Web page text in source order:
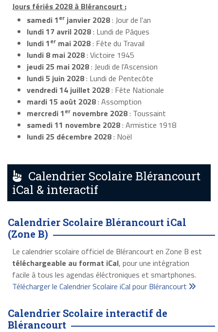
Jours fériés 2028 à Blérancourt :
samedi 1er janvier 2028: Jour de l'an
lundi 17 avril 2028: Lundi de Pâques
lundi 1er mai 2028: Fête du Travail
lundi 8 mai 2028: Victoire 1945
jeudi 25 mai 2028: Jeudi de l'Ascension
lundi 5 juin 2028: Lundi de Pentecôte
vendredi 14 juillet 2028: Fête Nationale
mardi 15 août 2028: Assomption
mercredi 1er novembre 2028: Toussaint
samedi 11 novembre 2028: Armistice 1918
lundi 25 décembre 2028: Noël
Calendrier Scolaire Blérancourt
iCal & interactif
Calendrier Scolaire Blérancourt iCal
(Zone B)
Le calendrier scolaire officiel de Blérancourt en Zone B est
téléchargeable au format iCal, pour une intégration
facile à tous les agendas éléctroniques et smartphones.
Télécharger le Calendrier Scolaire iCal pour Blérancourt
Calendrier Scolaire interactif de
Blérancourt